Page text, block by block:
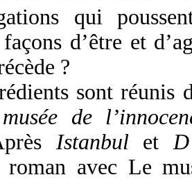
qui
façons d’être et
?
sont réunis
de
Istanbulet
avec Le